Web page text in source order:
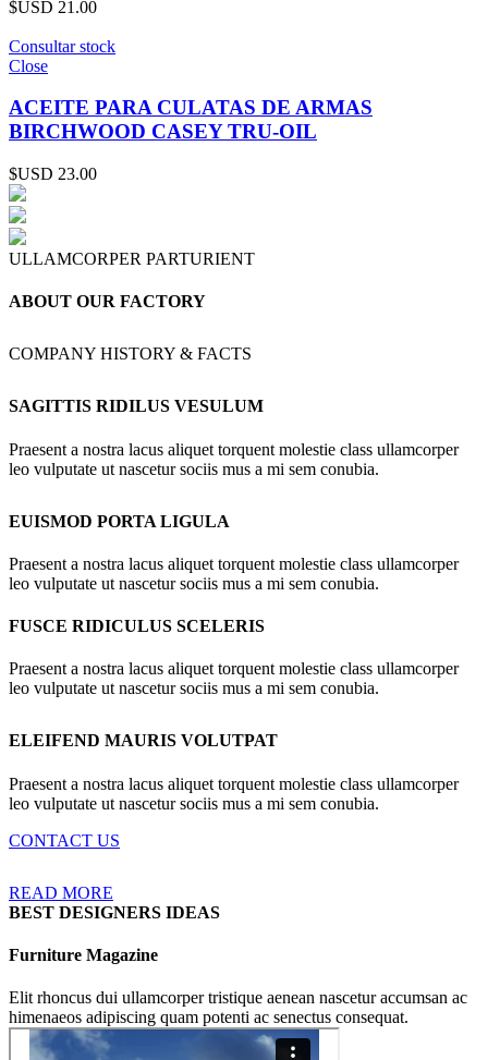
$USD 21.00
Consultar stock
Close
ACEITE PARA CULATAS DE ARMAS
BIRCHWOOD CASEY TRU-OIL
$USD 23.00
ULLAMCORPER PARTURIENT
ABOUT OUR FACTORY
COMPANY HISTORY & FACTS
SAGITTIS RIDILUS VESULUM
Praesent a nostra lacus aliquet torquent molestie class ullamcorper
leo vulputate ut nascetur sociis mus a mi sem conubia.
EUISMOD PORTA LIGULA
Praesent a nostra lacus aliquet torquent molestie class ullamcorper
leo vulputate ut nascetur sociis mus a mi sem conubia.
FUSCE RIDICULUS SCELERIS
Praesent a nostra lacus aliquet torquent molestie class ullamcorper
leo vulputate ut nascetur sociis mus a mi sem conubia.
ELEIFEND MAURIS VOLUTPAT
Praesent a nostra lacus aliquet torquent molestie class ullamcorper
leo vulputate ut nascetur sociis mus a mi sem conubia.
CONTACT US
READ MORE
BEST DESIGNERS IDEAS
Furniture Magazine
Elit rhoncus dui ullamcorper tristique aenean nascetur accumsan ac
himenaeos adipiscing quam potenti ac senectus consequat.